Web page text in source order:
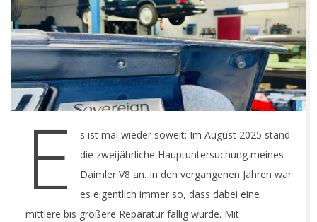
E
s ist mal wieder soweit: Im August 2025 stand
die zweijährliche Hauptuntersuchung meines
Daimler V8 an. In den vergangenen Jahren war
es eigentlich immer so, dass dabei eine
mittlere bis größere Reparatur fällig wurde. Mit